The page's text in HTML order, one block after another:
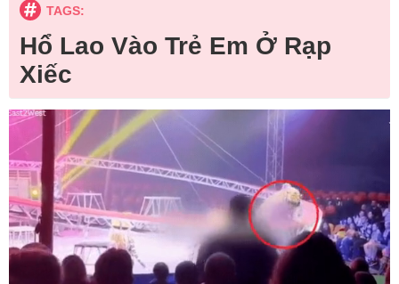
TAGS:
Hổ Lao Vào Trẻ Em Ở Rạp
Xiếc